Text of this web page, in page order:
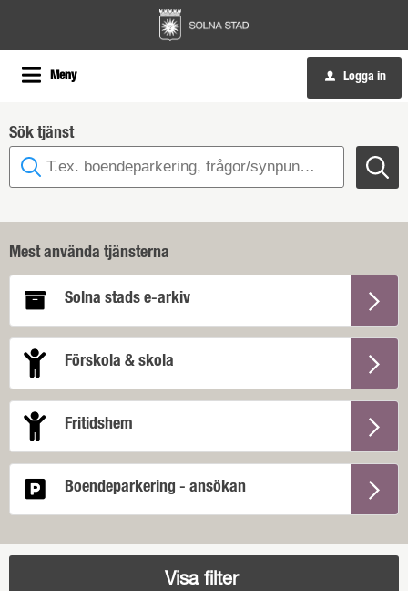
Meny u Logga in
Sök tjänst
Mest använda tjänsterna
Solna stads e-arkiv
Förskola & skola
Fritidshem
Boendeparkering - ansökan
Visa filter